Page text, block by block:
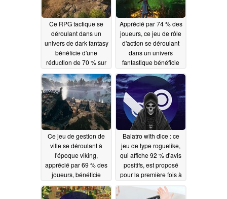
Ce RPG tactique se
déroulant dans un
univers de dark fantasy
bénéficie d'une
réduction de 70 % sur
06/15/2026
Apprécié par 74 % des
joueurs, ce jeu de rôle
d'action se déroulant
dans un univers
fantastique bénéficie
% sur Steam
06/14/2026
Ce jeu de gestion de
ville se déroulant à
l'époque viking,
apprécié par 69 % des
joueurs, bénéficie
% sur Steam06/13/2026
Balatro with dice : ce
jeu de type roguelike,
qui affiche 92 % d'avis
positifs, est proposé
pour la première fois à
06/12/2026